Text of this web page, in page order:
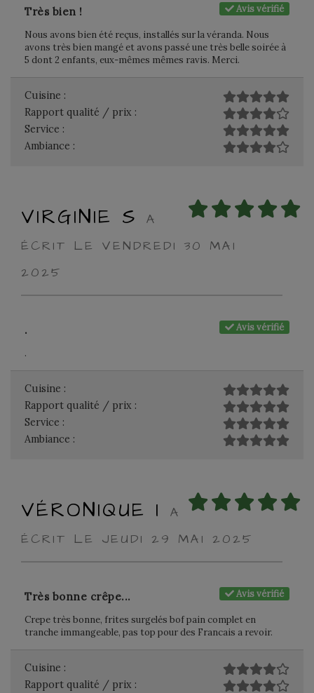
Avis vérifié
Très bien !
Nous avons bien été reçus, installés sur la véranda. Nous
avons très bien mangé et avons passé une très belle soirée à
5 dont 2 enfants, eux-mêmes mêmes ravis. Merci.
Cuisine :
Rapport qualité / prix :
Service :
Ambiance :
VIRGINIE S
A
ÉCRIT LE VENDREDI 30 MAI
2025
Avis vérifié
.
.
Cuisine :
Rapport qualité / prix :
Service :
Ambiance :
VÉRONIQUE I
A
ÉCRIT LE JEUDI 29 MAI 2025
Avis vérifié
Très bonne crêpe...
Crepe très bonne, frites surgelés bof pain complet en
tranche immangeable, pas top pour des Francais a revoir.
Cuisine :
Rapport qualité / prix :